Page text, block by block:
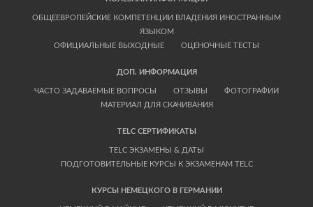
ОБЩЕЕВРОПЕЙСКИЕ КОМПЕТЕНЦИИ ВЛАДЕНИЯ ИНОСТРАННЫМ
ЯЗЫКОМ
ОФИЦИАЛЬНЫЕ ВЫХОДНЫЕ
ОЦЕНОЧНЫЕ ТЕСТЫ
ДОП. ИНФОРМАЦИЯ
ЧАСТО ЗАДАВАЕМЫЕ ВОПРОСЫ ОТЗЫВЫ
ФОТОГРАФИИ
МАТЕРИАЛ ДЛЯ СКАЧИВАНИЯ
TELC СЕРТИФИКАТЫ
TELC ЭКЗАМЕНЫ & ДАТЫ
ПОДГОТОВИТЕЛЬНЫЕ КУРСЫ К ЭКЗАМЕНАМ TELC
КУРСЫ НЕМЕЦКОГО В ГЕРМАНИИ